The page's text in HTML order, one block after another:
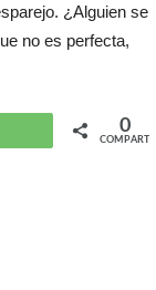
¿Alguien se
no es perfecta,
0
COMPARTIR